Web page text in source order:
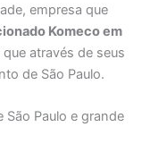
empresa que
Komeco em
através de seus
de São Paulo.
São Paulo e grande